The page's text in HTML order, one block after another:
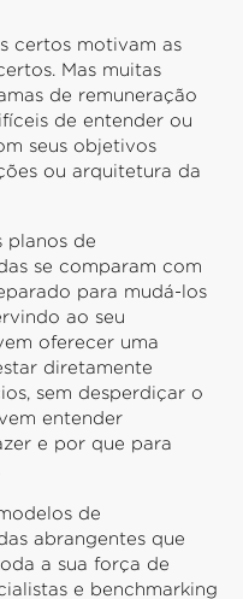
certos motivam as
Mas muitas
de remuneração
de entender ou
seus objetivos
ou arquitetura da
planos de
se comparam com
para mudá-los
ao seu
oferecer uma
diretamente
sem desperdiçar o
entender
e por que para
de
abrangentes que
a sua força de
e benchmarking